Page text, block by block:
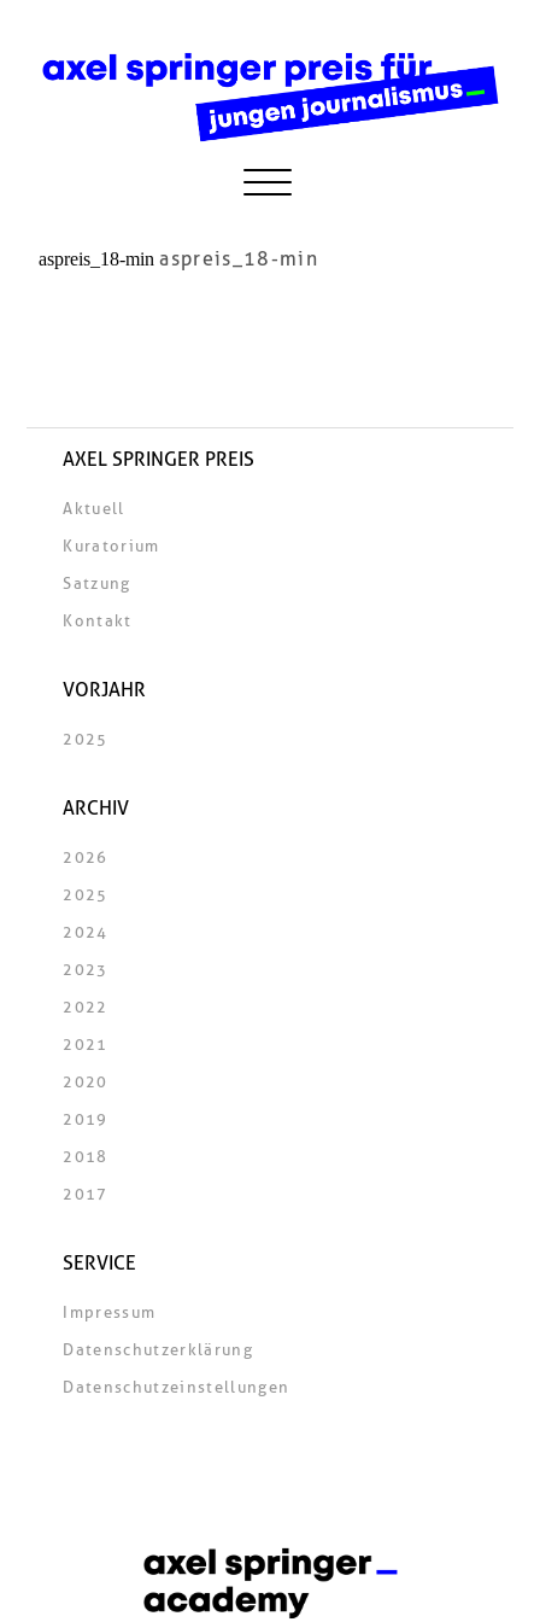
aspreis_18-minaspreis_18-min
AXEL SPRINGER PREIS
Aktuell
Kuratorium
Satzung
Kontakt
VORJAHR
2025
ARCHIV
2026
2025
2024
2023
2022
2021
2020
2019
2018
2017
SERVICE
Impressum
Datenschutzerklärung
Datenschutzeinstellungen